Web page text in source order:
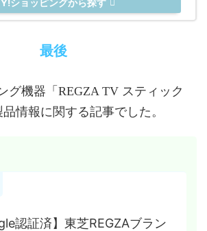
Y!ショッピングから探す
最後
グ機器「REGZA TV スティック
情報に関する記事でした。
認証済】東芝REGZAブラン